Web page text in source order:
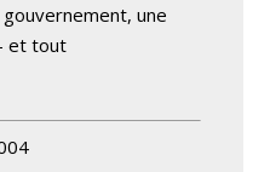
une
et tout